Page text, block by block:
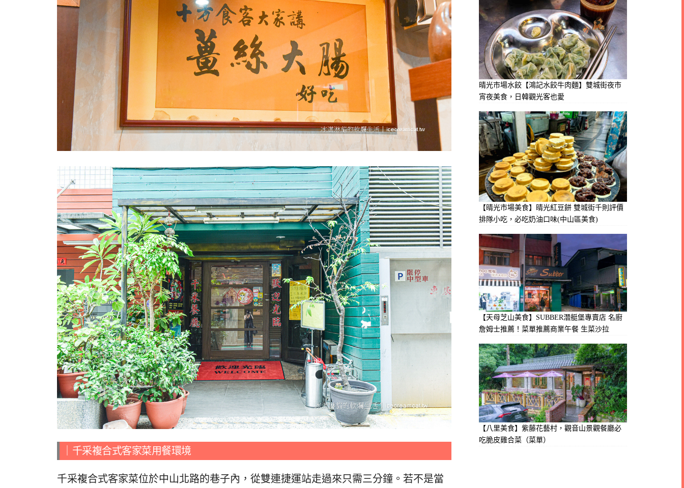
｜千采複合式客家菜用餐環境
千采複合式客家菜位於中山北路的巷子內，從雙連捷運站走過來只需三分鐘。若不是當
晴光市場水餃【鴻記水餃牛肉麵】雙城街夜市
宵夜美食，日韓觀光客也愛
【晴光市場美食】晴光紅豆餅 雙城街千則評價
排隊小吃，必吃奶油口味(中山區美食)
【天母芝山美食】SUBBER潛艇堡專賣店 名廚
詹姆士推薦！菜單推薦商業午餐 生菜沙拉
【八里美食】紫藤花藝村，觀音山景觀餐廳必
吃脆皮雞合菜（菜單）